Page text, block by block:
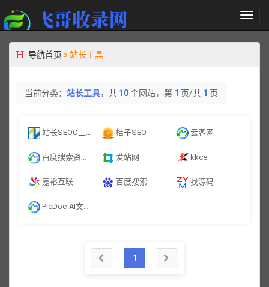
切
换
导
导航首页 » 站长工具
当前分类： 站长工具，共 10个网站，第 1 页/共 1 页
站长SEOO工具 桔子SEO 云客网
百度搜索资源平台 爱站网 kkce
嘉裕互联 百度搜索 找源码
PicDoc-AI文本转视觉工具，1秒生成可视化信息图
1